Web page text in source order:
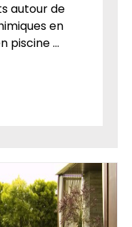
autour de
en
piscine ...